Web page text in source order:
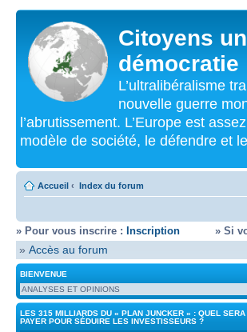
Citoyens
démocratie
L’ultralibéralisme
nouvelle guerre
l’abrutissement. L’Europe est
modèle de société, le défendre et
Accueil ‹ Index du forum
» Pour vous inscrire : Inscription » Si vous
» Accès au forum
BIENVENUE
ANALYSES ET OPINIONS
LES 315 MILLIARDS DU « PLAN JUNCKER » : QUEL
PAYER POUR SÉDUIRE LES INVESTISSEURS ?